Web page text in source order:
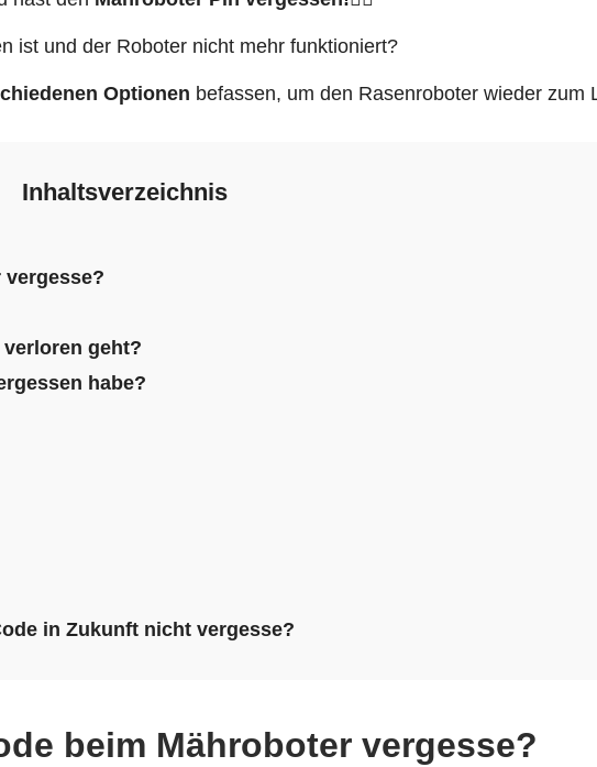
ist und der Roboter nicht mehr funktioniert?
Optionen befassen, um den Rasenroboter wieder zum
Inhaltsverzeichnis
vergesse?
geht?
habe?
in Zukunft nicht vergesse?
beim Mähroboter vergesse?